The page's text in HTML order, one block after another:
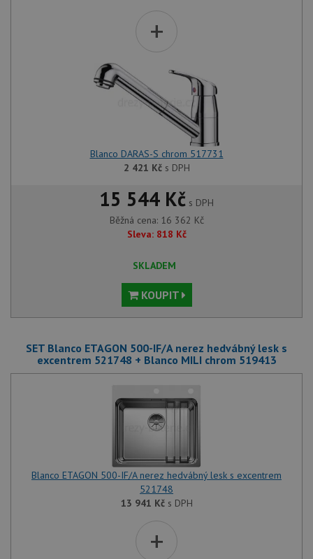
+
Blanco DARAS-S chrom 517731
2 421 Kčs DPH
15 544 Kč s DPH
Běžná cena: 16 362 Kč
Sleva: 818 Kč
SKLADEM
KOUPIT
SET Blanco ETAGON 500-IF/A nerez hedvábný lesk s
excentrem 521748 + Blanco MILI chrom 519413
Blanco ETAGON 500-IF/A nerez hedvábný lesk s excentrem
521748
13 941 Kčs DPH
+